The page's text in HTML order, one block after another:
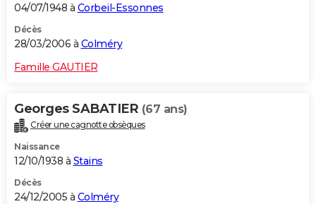
04/07/1948 à Corbeil-Essonnes
Décès
28/03/2006 à Colméry
Famille GAUTIER
Georges SABATIER (67 ans)
Créer une cagnotte obsèques
Naissance
12/10/1938 à Stains
Décès
24/12/2005 à Colméry